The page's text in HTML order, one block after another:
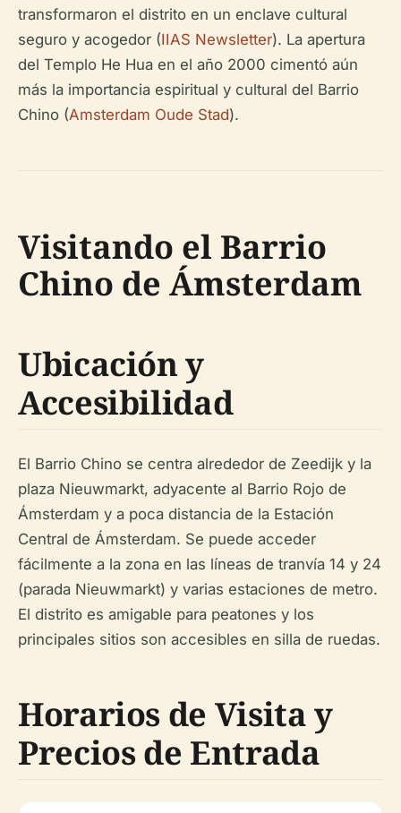
transformaron el distrito en un enclave cultural
seguro y acogedor (IIAS Newsletter). La apertura
del Templo He Hua en el año 2000 cimentó aún
más la importancia espiritual y cultural del Barrio
Chino (Amsterdam Oude Stad).
Visitando el Barrio
Chino de Ámsterdam
Ubicación y
Accesibilidad
El Barrio Chino se centra alrededor de Zeedijk y la
plaza Nieuwmarkt, adyacente al Barrio Rojo de
Ámsterdam y a poca distancia de la Estación
Central de Ámsterdam. Se puede acceder
fácilmente a la zona en las líneas de tranvía 14 y 24
(parada Nieuwmarkt) y varias estaciones de metro.
El distrito es amigable para peatones y los
principales sitios son accesibles en silla de ruedas.
Horarios de Visita y
Precios de Entrada